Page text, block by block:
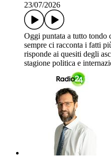
23/07/2026
Oggi puntata a tutto tondo
sempre ci racconta i fatti
risponde ai quesiti degli
stagione politica e